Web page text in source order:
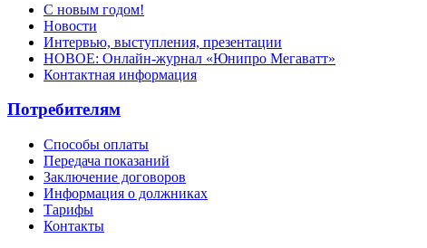
С новым годом!
Новости
Интервью, выступления, презентации
НОВОЕ: Онлайн-журнал «Юнипро Мегаватт»
Контактная информация
Потребителям
Способы оплаты
Передача показаний
Заключение договоров
Информация о должниках
Тарифы
Контакты